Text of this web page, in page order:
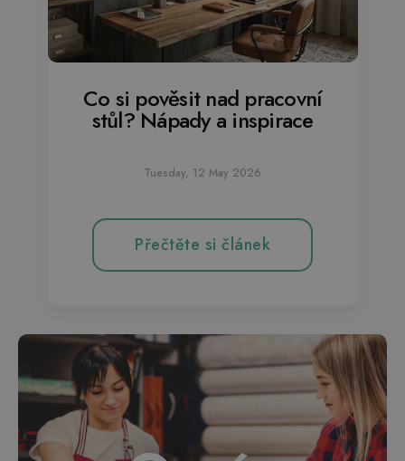
Co si pověsit nad pracovní
stůl? Nápady a inspirace
Tuesday, 12 May 2026
Přečtěte si článek